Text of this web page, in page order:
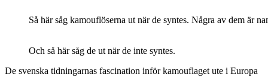
Så här såg kamouflöserna ut när de syntes. Några av dem är
Och så här såg de ut när de inte syntes.
De svenska tidningarnas fascination inför kamouflaget ute i Europa